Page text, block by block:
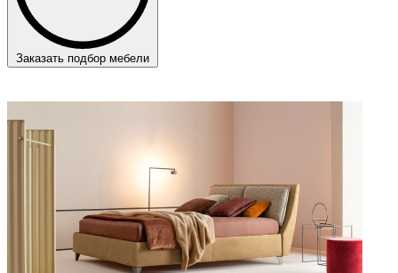
Заказать подбор мебели